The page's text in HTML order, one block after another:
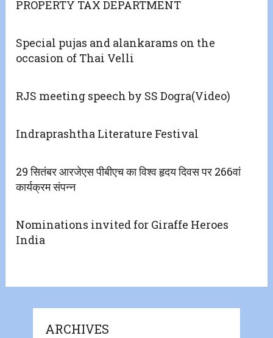
PROPERTY TAX DEPARTMENT
Special pujas and alankarams on the
occasion of Thai Velli
RJS meeting speech by SS Dogra(Video)
Indraprashtha Literature Festival
29 सितंबर आरजेएस पीबीएच का विश्व हृदय दिवस पर 266वां
कार्यक्रम संपन्न
Nominations invited for Giraffe Heroes
India
ARCHIVES